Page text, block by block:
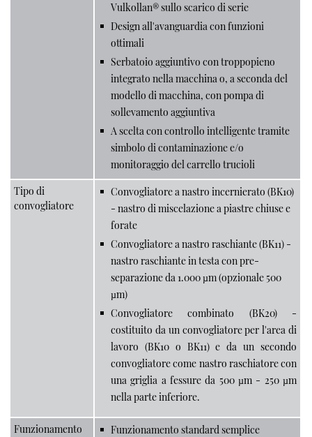
Vulkollan® sullo scarico di serie
Design all'avanguardia con funzioni
ottimali
Serbatoio aggiuntivo con troppopieno
integrato nella macchina o, a seconda del
modello di macchina, con pompa di
sollevamento aggiuntiva
A scelta con controllo intelligente tramite
simbolo di contaminazione e/o
monitoraggio del carrello trucioli
Tipo di
convogliatore
Convogliatore a nastro incernierato (BK10)
- nastro di miscelazione a piastre chiuse e
forate
Convogliatore a nastro raschiante (BK11) -
nastro raschiante in testa con pre-
separazione da 1.000 µm (opzionale 500
µm)
Convogliatore combinato (BK20) -
costituito da un convogliatore per l'area di
lavoro (BK10 o BK11) e da un secondo
convogliatore come nastro raschiatore con
una griglia a fessure da 500 µm - 250 µm
nella parte inferiore.
Funzionamento
Funzionamento standard semplice